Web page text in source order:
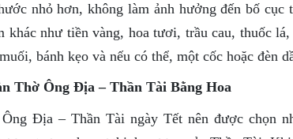
nhỏ hơn, không làm ảnh hưởng đến bố cục
khác như tiền vàng, hoa tươi, trầu cau, thuốc
bánh kẹo và nếu có thể, một cốc hoặc đèn
Thờ Ông Địa – Thần Tài Bằng Hoa
Địa – Thần Tài ngày Tết nên được chọn